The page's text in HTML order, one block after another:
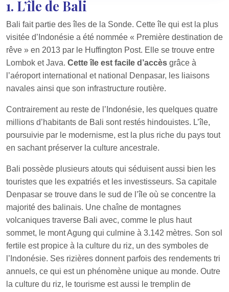
1. L’île de Bali
Bali fait partie des îles de la Sonde. Cette île qui est la plus
visitée d’Indonésie a été nommée « Première destination de
rêve » en 2013 par le Huffington Post. Elle se trouve entre
Lombok et Java. Cette île est facile d’accès grâce à
l’aéroport international et national Denpasar, les liaisons
navales ainsi que son infrastructure routière.
Contrairement au reste de l’Indonésie, les quelques quatre
millions d’habitants de Bali sont restés hindouistes. L’île,
poursuivie par le modernisme, est la plus riche du pays tout
en sachant préserver la culture ancestrale.
Bali possède plusieurs atouts qui séduisent aussi bien les
touristes que les expatriés et les investisseurs. Sa capitale
Denpasar se trouve dans le sud de l’île où se concentre la
majorité des balinais. Une chaîne de montagnes
volcaniques traverse Bali avec, comme le plus haut
sommet, le mont Agung qui culmine à 3.142 mètres. Son sol
fertile est propice à la culture du riz, un des symboles de
l’Indonésie. Ses rizières donnent parfois des rendements tri
annuels, ce qui est un phénomène unique au monde. Outre
la culture du riz, le tourisme est aussi le tremplin de